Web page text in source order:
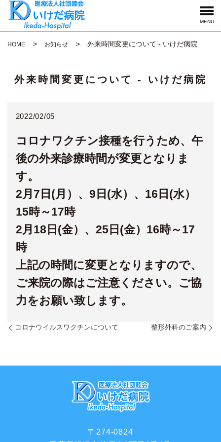
MENU
HOME お知らせ 外来時間変更について - いけだ病院
外来時間変更について - いけだ病院
2022/02/05
コロナワクチン接種を行うため、午
後の外来診療時間が変更となりま
す。
2月7日(月）、9日(水）、16日(水）
15時～17時
2月18日(金）、25日(金）16時～17
時
上記の時間に変更となりますので、
ご来院の際はご注意ください。ご協
力をお願い致します。
コロナウイルスワクチンについて 整形外科のご案内
〒274-0824